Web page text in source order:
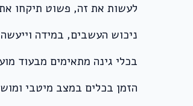
לעשות את זה, פשוט תיקחו
ניכוש העשבים, במידה
בכלי גינה מתאימים מבעוד
הזמן בכלים במצב מיטבי